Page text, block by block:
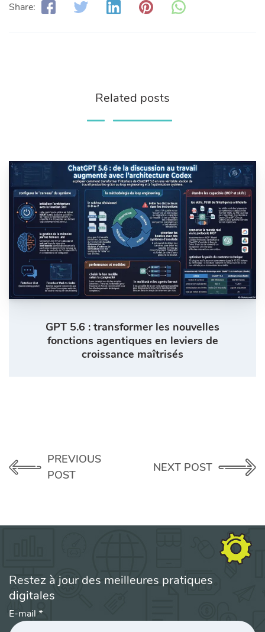
Share:
Related posts
GPT 5.6 : transformer les nouvelles
fonctions agentiques en leviers de
croissance maîtrisés
PREVIOUS
POST
NEXT POST
Restez à jour des meilleures pratiques
digitales
E-mail *